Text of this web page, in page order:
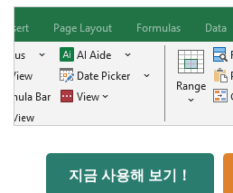
지금 사용해 보기！